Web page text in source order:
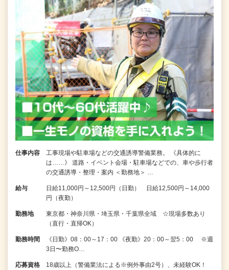
仕事内容
工事現場や駐車場などの交通誘導警備業務。 《具体的に
は……》 道路・イベント会場・駐車場などでの、車や歩行者
の交通誘導・整理・案内 ＜勤務地＞ …
給与
日給11,000円～12,500円（日勤） 日給12,500円～14,000
円（夜勤）
勤務地
東京都・神奈川県・埼玉県・千葉県全域 ☆現場多数あり
（直行・直帰OK）
勤務時間
《日勤》08：00～17：00 《夜勤》20：00～翌5：00 ※週
3日〜勤務O…
応募資格 18歳以上（警備業法による※例外事由2号）、未経験OK！